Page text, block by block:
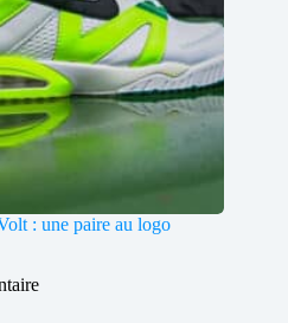
: une paire au logo